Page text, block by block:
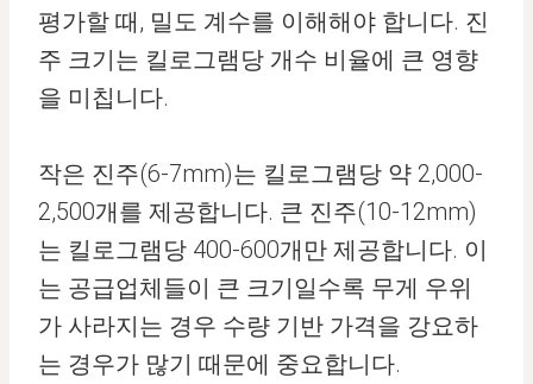
평가할 때, 밀도 계수를 이해해야 합니다. 진
주 크기는 킬로그램당 개수 비율에 큰 영향
을 미칩니다.
작은 진주(6-7mm)는 킬로그램당 약 2,000-
2,500개를 제공합니다. 큰 진주(10-12mm)
는 킬로그램당 400-600개만 제공합니다. 이
는 공급업체들이 큰 크기일수록 무게 우위
가 사라지는 경우 수량 기반 가격을 강요하
는 경우가 많기 때문에 중요합니다.